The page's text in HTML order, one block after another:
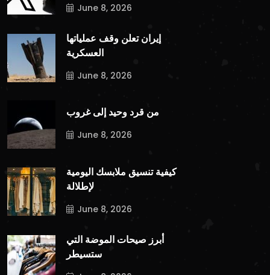
June 8, 2026
إيران تعلن وقف عملياتها
العسكرية
June 8, 2026
من قرد وحيد إلى غروب
June 8, 2026
كيفية تنسيق ملابسك اليومية
لإطلالة
June 8, 2026
أبرز صيحات الموضة التي
ستسيطر